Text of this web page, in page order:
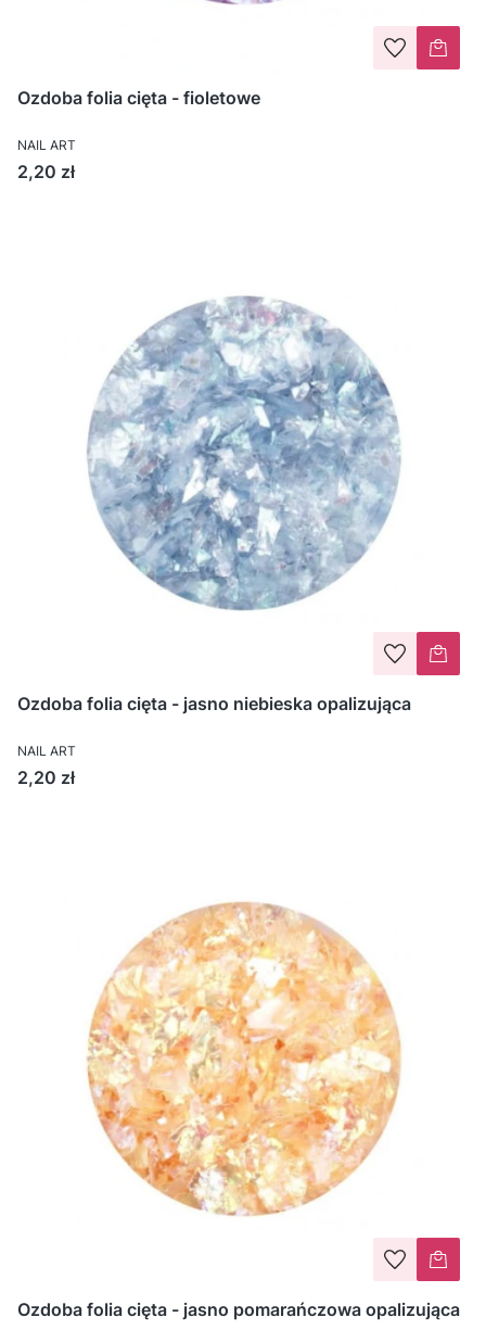
Ozdoba folia cięta - fioletowe
NAIL ART
Cena
2,20 zł
Ozdoba folia cięta - jasno niebieska opalizująca
NAIL ART
Cena
2,20 zł
Ozdoba folia cięta - jasno pomarańczowa opalizująca